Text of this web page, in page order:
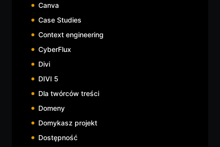
Canva
Case Studies
Context engineering
CyberFlux
Divi
DIVI 5
Dla twórców treści
Domeny
Domykasz projekt
Dostępność